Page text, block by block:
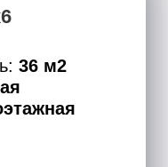
36 м2